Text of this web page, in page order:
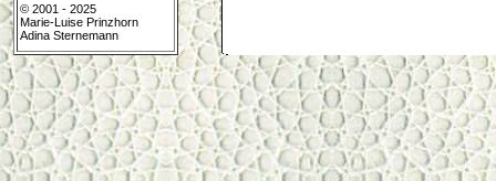
© 2001 - 2025
Marie-Luise Prinzhorn
Adina Sternemann